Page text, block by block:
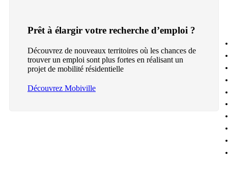
Prêt à élargir votre recherche d’emploi ?
Découvrez de nouveaux territoires où les chances de
trouver un emploi sont plus fortes en réalisant un
projet de mobilité résidentielle
Découvrez Mobiville